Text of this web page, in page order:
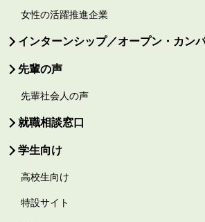
女性の活躍推進企業
インターンシップ／オープン・カン
先輩の声
先輩社会人の声
就職相談窓口
学生向け
高校生向け
特設サイト